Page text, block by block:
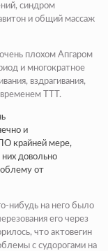
синдром
и общий массаж
плохом Апгаром
и многократное
вздрагивания,
временем TTT.
и
крайней мере,
довольно
от
нибудь на него было
его через
что актовегин
с судорогами на